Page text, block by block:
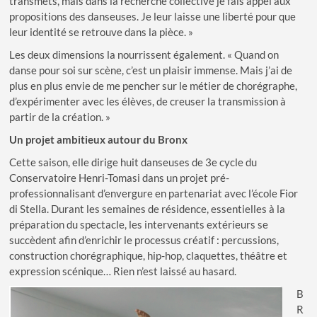
propositions des danseuses. Je leur laisse une liberté pour que
leur identité se retrouve dans la pièce. »
Les deux dimensions la nourrissent également. « Quand on
danse pour soi sur scène, c’est un plaisir immense. Mais j’ai de
plus en plus envie de me pencher sur le métier de chorégraphe,
d’expérimenter avec les élèves, de creuser la transmission à
partir de la création. »
Un projet ambitieux autour du Bronx
Cette saison, elle dirige huit danseuses de 3e cycle du
Conservatoire Henri-Tomasi dans un projet pré-
professionnalisant d’envergure en partenariat avec l’école Fior
di Stella. Durant les semaines de résidence, essentielles à la
préparation du spectacle, les intervenants extérieurs se
succèdent afin d’enrichir le processus créatif : percussions,
construction chorégraphique, hip-hop, claquettes, théâtre et
expression scénique… Rien n’est laissé au hasard.
B
R